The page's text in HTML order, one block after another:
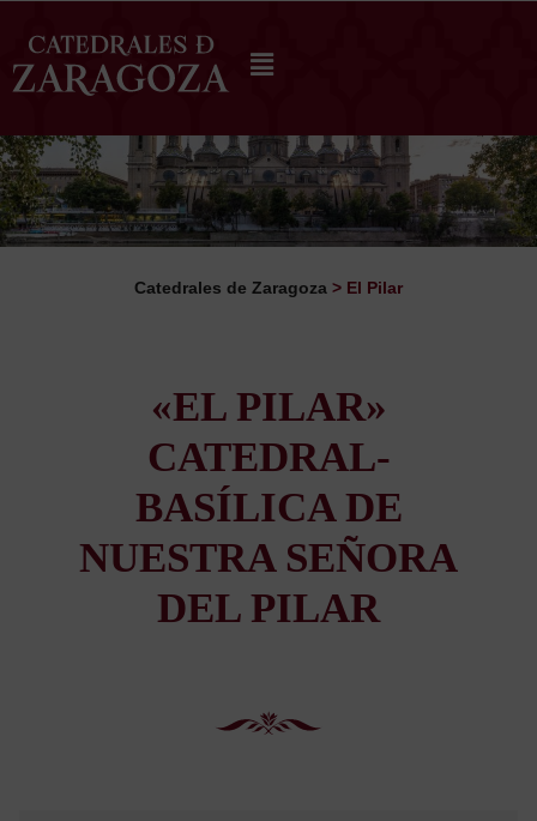
Catedrales de Zaragoza > El Pilar
«EL PILAR»
CATEDRAL-
BASÍLICA DE
NUESTRA SEÑORA
DEL PILAR